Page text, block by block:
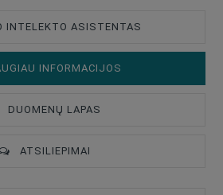
INTELEKTO ASISTENTAS
INFORMACIJOS
DUOMENŲ LAPAS
ATSILIEPIMAI